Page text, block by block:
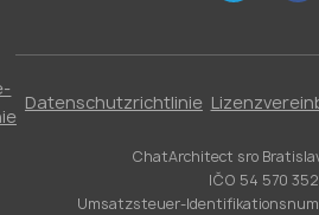
Datenschutzrichtlinie
ChatArchitect sro
IČO 54 570
Umsatzsteuer-